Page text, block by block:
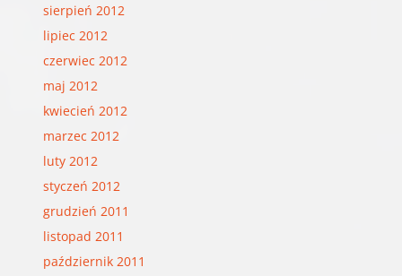
sierpień 2012
lipiec 2012
czerwiec 2012
maj 2012
kwiecień 2012
marzec 2012
luty 2012
styczeń 2012
grudzień 2011
listopad 2011
październik 2011